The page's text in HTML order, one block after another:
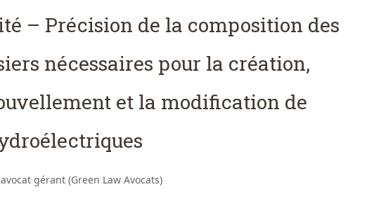
– Précision de la composition des
nécessaires pour la création,
et la modification de
gérant (Green Law Avocats)